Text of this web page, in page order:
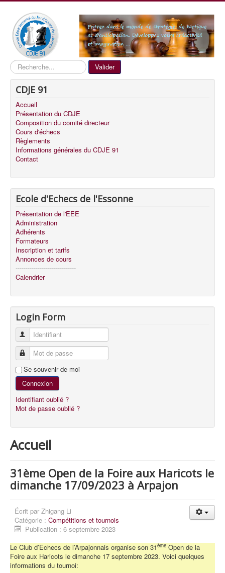
Recherche Valider
CDJE 91
Accueil
Présentation du CDJE
Composition du comité directeur
Cours d'échecs
Règlements
Informations générales du CDJE 91
Contact
Ecole d'Echecs de l'Essonne
Présentation de l'EEE
Administration
Adhérents
Formateurs
Inscription et tarifs
Annonces de cours
------------------------------
Calendrier
Login Form
Identifiant
Mot de passe
Se souvenir de moi
Connexion
Identifiant oublié ?
Mot de passe oublié ?
Accueil
31ème Open de la Foire aux Haricots le
dimanche 17/09/2023 à Arpajon
Écrit par Zhigang Li
Catégorie : Compétitions et tournois
Publication : 6 septembre 2023
Le Club d’Echecs de l’Arpajonnais organise son 31ème Open de la
Foire aux Haricots le dimanche 17 septembre 2023. Voici quelques
informations du tournoi: